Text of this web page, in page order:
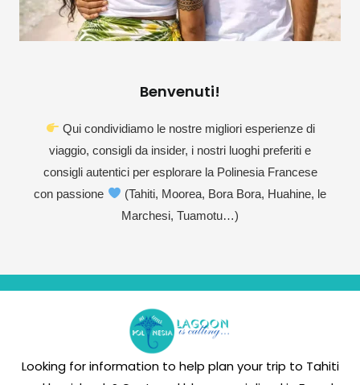
Benvenuti!
Qui condividiamo le nostre migliori esperienze di
viaggio, consigli da insider, i nostri luoghi preferiti e
consigli autentici per esplorare la Polinesia Francese
con passione
(Tahiti, Moorea, Bora Bora, Huahine, le
Marchesi, Tuamotu…)
Looking for information to help plan your trip to Tahiti